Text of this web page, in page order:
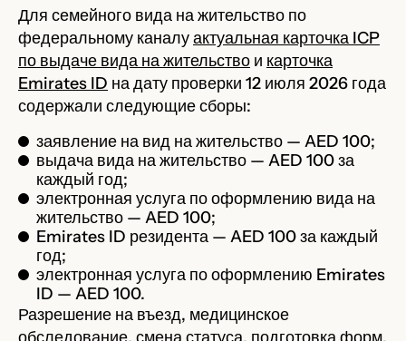
Для семейного вида на жительство по
федеральному каналуактуальная карточка ICP
по выдаче вида на жительство и карточка
Emirates ID на дату проверки 12 июля 2026 года
содержали следующие сборы:
заявление на вид на жительство — AED 100;
выдача вида на жительство — AED 100 за
каждый год;
электронная услуга по оформлению вида на
жительство — AED 100;
Emirates ID резидента — AED 100 за каждый
год;
электронная услуга по оформлению Emirates
ID — AED 100.
Разрешение на въезд, медицинское